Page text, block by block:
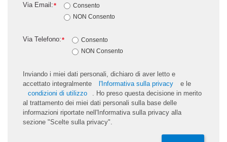
*
Via Email:
Consento
NON Consento
*
Via Telefono:
Consento
NON Consento
Inviando i miei dati personali, dichiaro di aver letto e
accettato integralmente
l'Informativa sulla privacy
e le
condizioni di utilizzo
. Ho preso questa decisione in merito
al trattamento dei miei dati personali sulla base delle
informazioni riportate nell'Informativa sulla privacy alla
sezione "Scelte sulla privacy".